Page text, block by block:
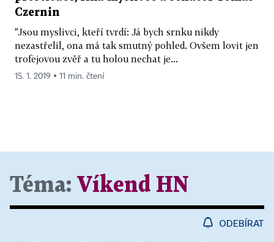
Czernin
"Jsou myslivci, kteří tvrdí: Já bych srnku nikdy
nezastřelil, ona má tak smutný pohled. Ovšem lovit jen
trofejovou zvěř a tu holou nechat je...
15. 1. 2019 ▪ 11 min. čtení
Téma: Víkend HN
ODEBÍRAT